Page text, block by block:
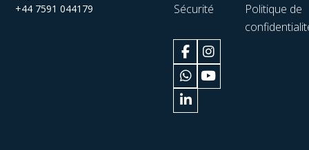
+44 7591 044179
Sécurité
Politique de